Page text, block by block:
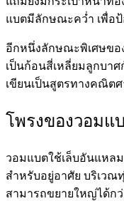
แบตมีลักษณะคว่ำ เพื่อ
อีกหนึ่งลักษณะพิเศษขอ
เป็นก้อนสี่เหลี่ยมลูกบาศ
เขียนเป็นสูตรทางคณิตศ
โพรงของวอมแ
วอมแบตใช้เล็บอันแหล
สำหรับอยู่อาศัย บริเว
สามารถขยายใหญ่ได้กว่